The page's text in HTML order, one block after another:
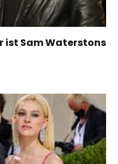
ist Sam Waterstons